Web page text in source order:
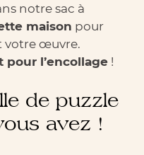
notre sac à
maison pour
votre œuvre.
pour l’encollage !
de puzzle
avez !